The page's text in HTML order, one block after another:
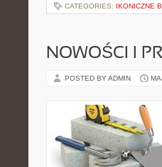
CATEGORIES: IKONICZNE
NOWOŚCI I
POSTED BY ADMIN